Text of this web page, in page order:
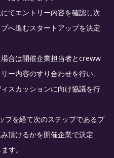
てエントリー内容を確認し次
へ進むスタートアップを決定
合は開催企業担当者とcreww
ー内容のすり合わせを行い、
スカッションに向け協議を行
プを経て次のステップであるプ
頂けるかを開催企業で決定
す。